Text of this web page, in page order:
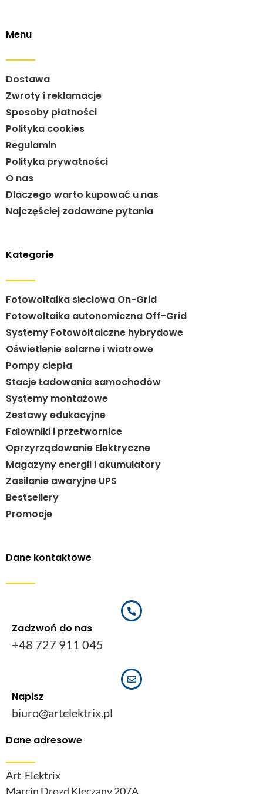
Menu
Dostawa
Zwroty i reklamacje
Sposoby płatności
Polityka cookies
Regulamin
Polityka prywatności
O nas
Dlaczego warto kupować u nas
Najczęściej zadawane pytania
Kategorie
Fotowoltaika sieciowa On-Grid
Fotowoltaika autonomiczna Off-Grid
Systemy Fotowoltaiczne hybrydowe
Oświetlenie solarne i wiatrowe
Pompy ciepła
Stacje Ładowania samochodów
Systemy montażowe
Zestawy edukacyjne
Falowniki i przetwornice
Oprzyrządowanie Elektryczne
Magazyny energii i akumulatory
Zasilanie awaryjne UPS
Bestsellery
Promocje
Dane kontaktowe
Zadzwoń do nas
+48 727 911 045
Napisz
biuro@artelektrix.pl
Dane adresowe
Art-Elektrix
Marcin Drozd Klęczany 207A